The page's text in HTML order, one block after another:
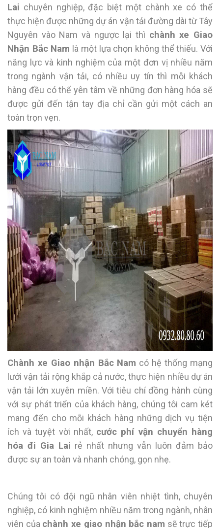
Lai chuyên nghiệp, đặc biệt một chành xe có thể
thực hiện được những dự án vận tải đường dài từ Tây
Nguyên vào Nam và ngược lại thì chành xe Giao
Nhận Bắc Nam là một lựa chọn không thể thiếu. Với
năng lực và kinh nghiệm của một đơn vị nhiều năm
trong ngành vận tải, có nhiều uy tín thì mỗi khách
hàng đều có thể yên tâm về những đơn hàng hóa sẽ
được gửi đến tận tay địa chỉ cần gửi một cách an
toàn trọn vẹn.
Chành xe Giao nhận Bắc Nam có hệ thống mạng
lưới vận tải rộng khắp cả nước, thực hiện nhiều dự án
vận tải lớn xuyên miền. Với tiêu chí đồng hành cùng
với sự phát triển của khách hàng, chúng tôi cam két
mang đến cho mỗi khách hàng những dịch vụ tiện
ích và tuyệt vời nhất, cước phí vận chuyển hàng
hóa đi Gia Lai rẻ nhất nhưng vẫn luôn đảm bảo
được sự an toàn và nhanh chóng, gọn nhẹ.
Chúng tôi có đội ngũ nhân viên nhiệt tình, chuyên
nghiệp, có kinh nghiệm nhiều năm trong ngành, nhân
viên của chành xe giao nhận bắc nam sẽ trực tiếp